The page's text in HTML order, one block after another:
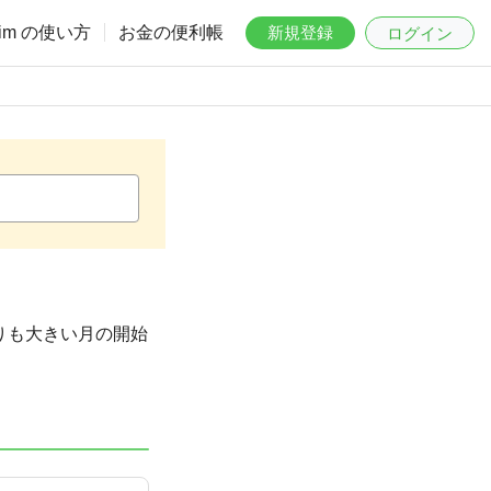
の使い方 お金の便利帳 新規登録 ログイン
も大きい月の開始